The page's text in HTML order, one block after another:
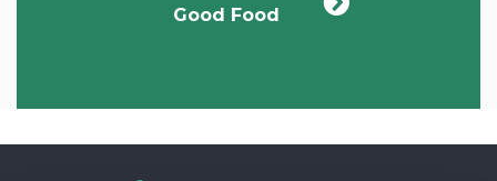
Good Food